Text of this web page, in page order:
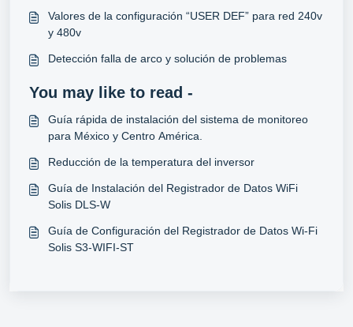
Valores de la configuración “USER DEF” para red 240v
y 480v
Detección falla de arco y solución de problemas
You may like to read -
Guía rápida de instalación del sistema de monitoreo
para México y Centro América.
Reducción de la temperatura del inversor
Guía de Instalación del Registrador de Datos WiFi
Solis DLS-W
Guía de Configuración del Registrador de Datos Wi-Fi
Solis S3-WIFI-ST